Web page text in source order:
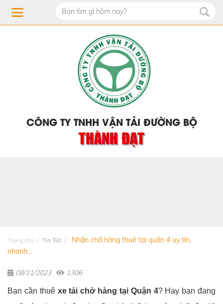
CÔNG TY TNHH VẬN TẢI ĐƯỜNG BỘ
THÀNH ĐẠT
Trang chủ Tin Tức
Nhận chở hàng thuê tại quận 4 uy tín,
nhanh...
08/11/2023 1306
Bạn cần thuê xe tải chở hàng tại Quận 4? Hay bạn đang